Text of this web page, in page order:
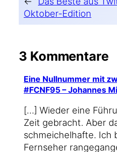
Oktober-Edition
3 Kommentare
Eine Nullnummer mit
#FCNF95 – Johannes
[…] Wie­der eine
Zeit gebracht. Aber
schmei­chel­haf­te. Ich
Fern­se­her